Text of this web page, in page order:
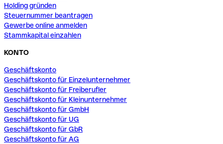
Holding gründen
Steuernummer beantragen
Gewerbe online anmelden
Stammkapital einzahlen
KONTO
Geschäftskonto
Geschäftskonto für Einzelunternehmer
Geschäftskonto für Freiberufler
Geschäftskonto für Kleinunternehmer
Geschäftskonto für GmbH
Geschäftskonto für UG
Geschäftskonto für GbR
Geschäftskonto für AG